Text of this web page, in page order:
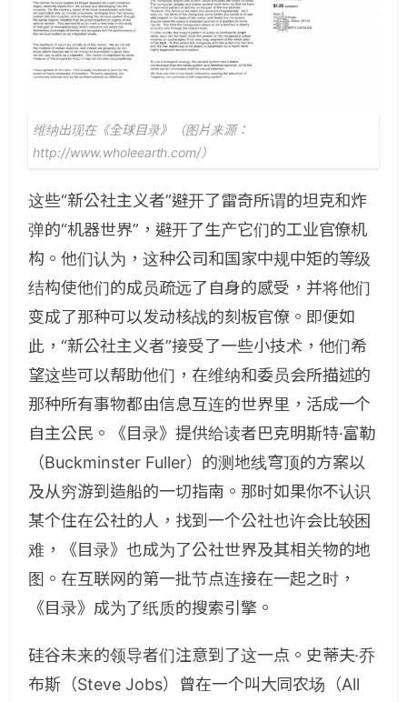
维纳出现在《全球目录》（图片来源：
http://www.wholeearth.com/）
这些“新公社主义者”避开了雷奇所谓的坦克和炸
弹的“机器世界”，避开了生产它们的工业官僚机
构。他们认为，这种公司和国家中规中矩的等级
结构使他们的成员疏远了自身的感受，并将他们
变成了那种可以发动核战的刻板官僚。即便如
此，“新公社主义者”接受了一些小技术，他们希
望这些可以帮助他们，在维纳和委员会所描述的
那种所有事物都由信息互连的世界里，活成一个
自主公民。《目录》提供给读者巴克明斯特·富勒
（Buckminster Fuller）的测地线穹顶的方案以
及从穷游到造船的一切指南。那时如果你不认识
某个住在公社的人，找到一个公社也许会比较困
难，《目录》也成为了公社世界及其相关物的地
图。在互联网的第一批节点连接在一起之时，
《目录》成为了纸质的搜索引擎。
硅谷未来的领导者们注意到了这一点。史蒂夫·乔
布斯（Steve Jobs）曾在一个叫大同农场（All